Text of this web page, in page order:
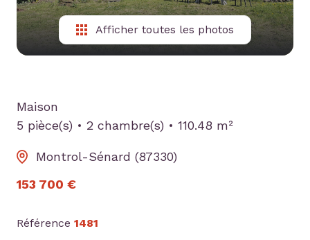
Afficher toutes les photos
Maison
5 pièce(s)
2 chambre(s) 110.48 m²
Montrol-Sénard (87330)
153 700 €
Référence 1481